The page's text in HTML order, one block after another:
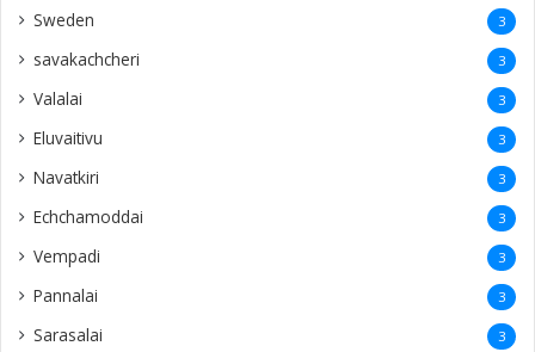
Sweden 3
savakachcheri 3
Valalai 3
Eluvaitivu 3
Navatkiri 3
Echchamoddai 3
Vempadi 3
Pannalai 3
Sarasalai 3